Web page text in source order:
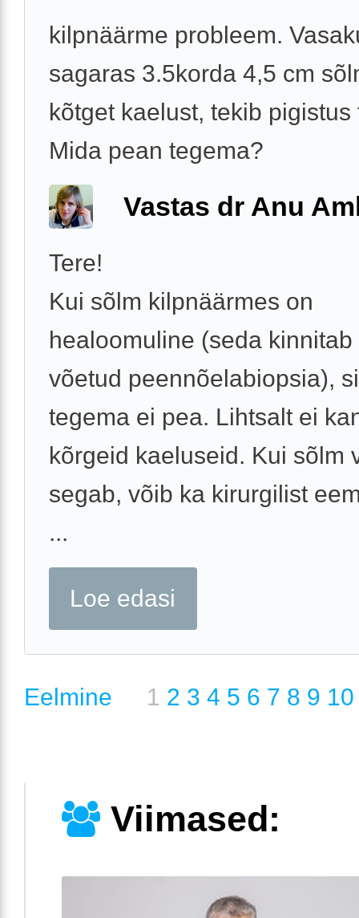
kilpnäärme probleem.
sagaras 3.5korda 4,5 cm
kõtget kaelust, tekib pigistus
Mida pean tegema?
Vastas dr Anu
Tere!
Kui sõlm kilpnäärmes on
healoomuline (seda
võetud peennõelabiopsia),
tegema ei pea. Lihtsalt ei
kõrgeid kaeluseid. Kui sõlm
segab, võib ka kirurgilist
...
Loe edasi
Eelmine 1 2 3 4 5 6 7 8 9 10
Viimased: